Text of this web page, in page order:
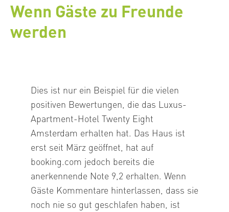
Wenn Gäste zu Freunde
werden
Dies ist nur ein Beispiel für die vielen
positiven Bewertungen, die das Luxus-
Apartment-Hotel Twenty Eight
Amsterdam erhalten hat. Das Haus ist
erst seit März geöffnet, hat auf
booking.com jedoch bereits die
anerkennende Note 9,2 erhalten. Wenn
Gäste Kommentare hinterlassen, dass sie
noch nie so gut geschlafen haben, ist